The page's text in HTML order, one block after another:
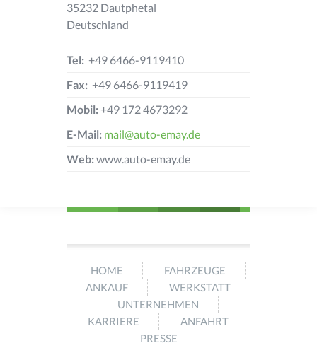
35232 Dautphetal
Deutschland
Tel: +49 6466-9119410
Fax: +49 6466-9119419
Mobil:+49 172 4673292
E-Mail: mail@auto-emay.de
Web:www.auto-emay.de
HOME
FAHRZEUGE
ANKAUF
WERKSTATT
UNTERNEHMEN
KARRIERE
ANFAHRT
PRESSE